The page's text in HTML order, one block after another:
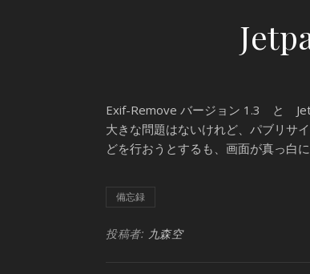
Exif-Remove バージョン 1.3 と
大きな問題はないけれど、パブリサ
どを行おうとするも、画面が真っ白
備忘録
投稿者: 九森空